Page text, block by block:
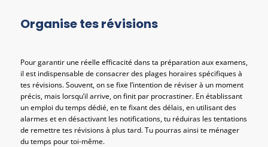
Organise tes révisions
Pour garantir une réelle efficacité dans ta préparation aux examens,
il est indispensable de consacrer des plages horaires spécifiques à
tes révisions. Souvent, on se fixe l’intention de réviser à un moment
précis, mais lorsqu’il arrive, on finit par procrastiner. En établissant
un emploi du temps dédié, en te fixant des délais, en utilisant des
alarmes et en désactivant les notifications, tu réduiras les tentations
de remettre tes révisions à plus tard. Tu pourras ainsi te ménager
du temps pour toi-même.